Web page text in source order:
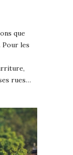
que
Pour les
rues…